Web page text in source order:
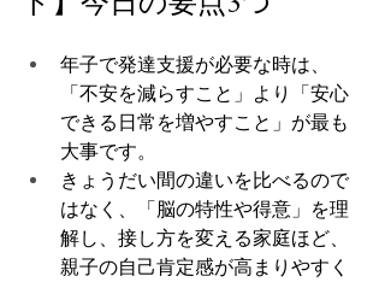
年子で発達支援が必要な時は、
「不安を減らすこと」より「安心
できる日常を増やすこと」が最も
大事です。
きょうだい間の違いを比べるので
はなく、「脳の特性や得意」を理
解し、接し方を変える家庭ほど、
親子の自己肯定感が高まりやすく